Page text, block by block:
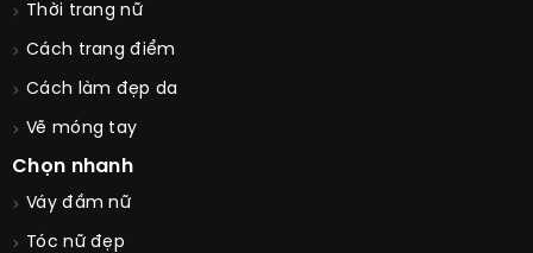
Thời trang nữ
Cách trang điểm
Cách làm đẹp da
Vẽ móng tay
Chọn nhanh
Váy đầm nữ
Tóc nữ đẹp